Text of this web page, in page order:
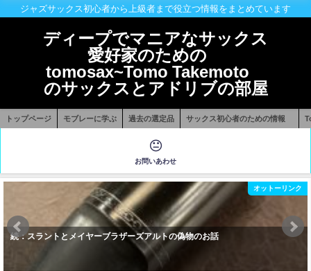
ジャズサックス初心者から上級者まで役立つ情報をまとめています
ディープでマニアなサックス
愛好家のための
tomosax~Tomo Takemoto
のサックスとアドリブの部屋
トップページ モブレーに学ぶ 過去の選定品 サックス初心者のための情報
お問いあわせ
オットーリンク
続：スラントとメイヤーブラザーズアルトの偽物のお話